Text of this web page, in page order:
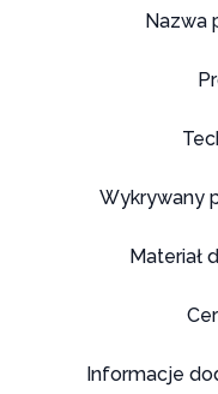
Nazwa
Wykrywany
Materiał
Informacje